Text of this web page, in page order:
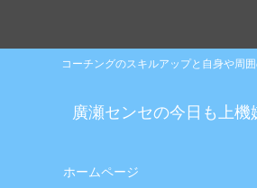
コーチングのスキルアップと自身や周
廣瀬センセの今日も上機
ホームページ